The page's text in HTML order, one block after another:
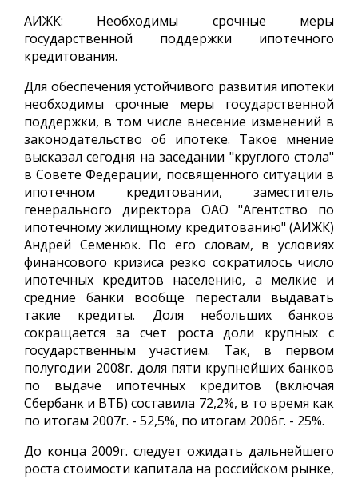
АИЖК: Необходимы срочные меры
государственной поддержки ипотечного
кредитования.
Для обеспечения устойчивого развития ипотеки
необходимы срочные меры государственной
поддержки, в том числе внесение изменений в
законодательство об ипотеке. Такое мнение
высказал сегодня на заседании "круглого стола"
в Совете Федерации, посвященного ситуации в
ипотечном кредитовании, заместитель
генерального директора ОАО "Агентство по
ипотечному жилищному кредитованию" (АИЖК)
Андрей Семенюк. По его словам, в условиях
финансового кризиса резко сократилось число
ипотечных кредитов населению, а мелкие и
средние банки вообще перестали выдавать
такие кредиты. Доля небольших банков
сокращается за счет роста доли крупных с
государственным участием. Так, в первом
полугодии 2008г. доля пяти крупнейших банков
по выдаче ипотечных кредитов (включая
Сбербанк и ВТБ) составила 72,2%, в то время как
по итогам 2007г. - 52,5%, по итогам 2006г. - 25%.
До конца 2009г. следует ожидать дальнейшего
роста стоимости капитала на российском рынке,